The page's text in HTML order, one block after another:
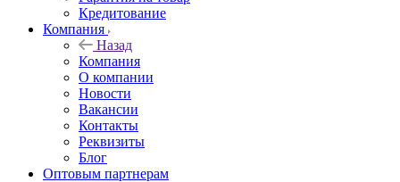
Кредитование
Компания
Назад
Компания
О компании
Новости
Вакансии
Контакты
Реквизиты
Блог
Оптовым партнерам